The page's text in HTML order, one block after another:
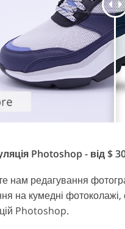
Photoshop - від $
нам редагування
на кумедні
Photoshop.